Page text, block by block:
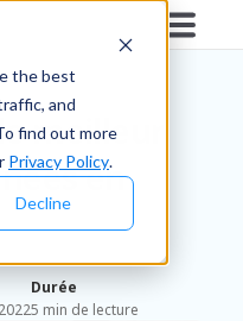
the best
and
find out more
Privacy Policy.
Decline
meilleur
en
Durée
5 min de lecture